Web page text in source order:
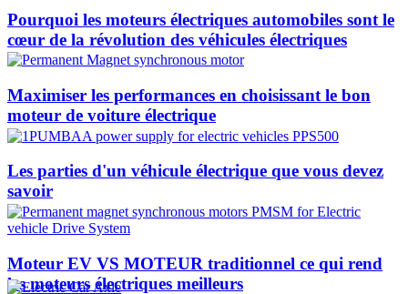
Pourquoi les moteurs électriques automobiles sont le
cœur de la révolution des véhicules électriques
Maximiser les performances en choisissant le bon
moteur de voiture électrique
Les parties d'un véhicule électrique que vous devez
savoir
Moteur EV VS MOTEUR traditionnel ce qui rend
les moteurs électriques meilleurs